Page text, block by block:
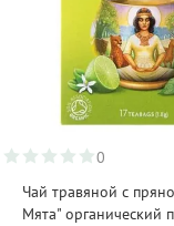
0
Чай травяной с
Мята" органический